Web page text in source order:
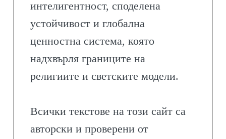
интелигентност, споделена
устойчивост и глобална
ценностна система, която
надхвърля границите на
религиите и светските модели.
Всички текстове на този сайт са
авторски и проверени от